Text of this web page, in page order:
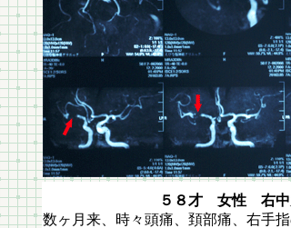
５８才 女性 右中
数ヶ月来、時々頭痛、頚部痛、右手指